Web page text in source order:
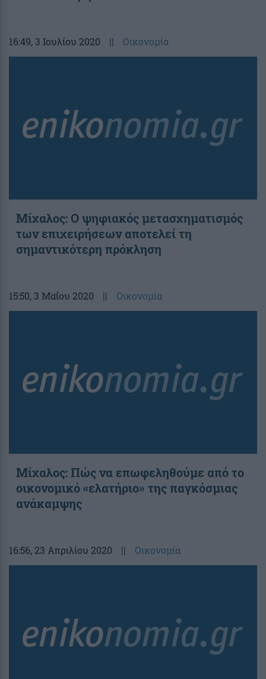
16:49, 3 Ιουλίου 2020 || Οικονομία
Μίχαλος: Ο ψηφιακός μετασχηματισμός
των επιχειρήσεων αποτελεί τη
σημαντικότερη πρόκληση
15:50, 3 Μαΐου 2020 || Οικονομία
Μίχαλος: Πώς να επωφεληθούμε από το
οικονομικό «ελατήριο» της παγκόσμιας
ανάκαμψης
16:56, 23 Απριλίου 2020 || Οικονομία